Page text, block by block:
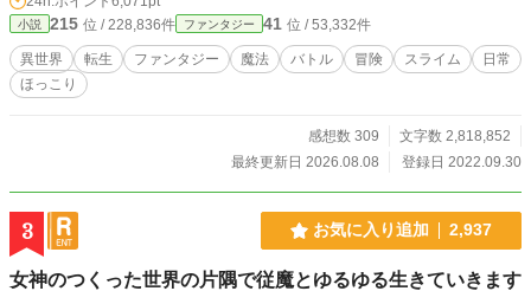
こられ、一緒に部屋で育てられる事に。 幼女の事を妹として
接しながら、この子も一緒に追い出されてしまうことが分か
った。 幼い二人で来たる追い出される日に備えます。 基本は
お兄ちゃんと妹ちゃんを中心としたストーリーです カクヨム
今度は自分の意志で生きていきたいと思います」→「転生し
ても実家を追い出されたので、今度は自分の意志で生きてい
ポリス様より、9月19日に出荷されます 呱々唄七つ先生の素
晴らしいイラストとなっております 2024/3/21 アルファポリ
タートしました 2024/8/12 アルファポリス様から第三巻が八
小説 215 位 / 228,836件 ファンタジー 41 位 / 53,332件
異世界 転生 ファンタジー 魔法 バトル 冒険 スライム
日常
ほっこり
感想数 309
文字数 2,818,852
最終更新日 2026.08.08
登録日 2022.09.30
3 お気に入り追加 2,937
女神のつくった世界の片隅で従魔とゆるゆる生きていきます